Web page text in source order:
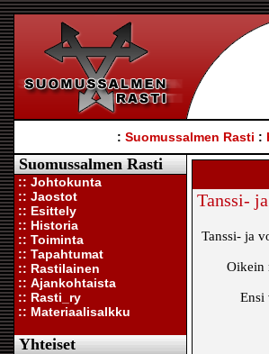
: Suomussalmen Rasti :
Suomussalmen Rasti
:: Johtokunta
:: Jaostot
:: Esittely
:: Historia
:: Toiminta
:: Tapahtumat
:: Rastilainen
:: Ajankohtaista
:: Rasti_ry
:: Materiaalisalkku
Yhteiset
Tanssi-
Tanssi- ja
Oikein
Ensi